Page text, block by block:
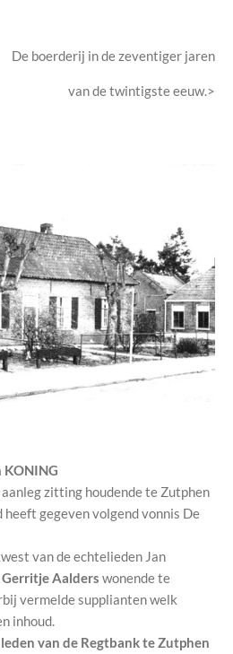
De boerderij in de zeventiger jaren
van de twintigste eeuw.>
KONING
zitting houdende te Zutphen
gegeven volgend vonnis De
van de echtelieden Jan
Gerritje Aalders wonende te
vermelde supplianten welk
inhoud.
van de Regtbank te Zutphen